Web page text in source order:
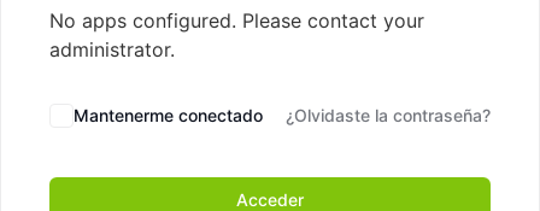
No apps configured. Please contact your
administrator.
Mantenerme conectado ¿Olvidaste la contraseña?
Acceder